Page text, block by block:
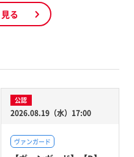
る
公認
2026.08.19（水）17:00
ヴァンガード